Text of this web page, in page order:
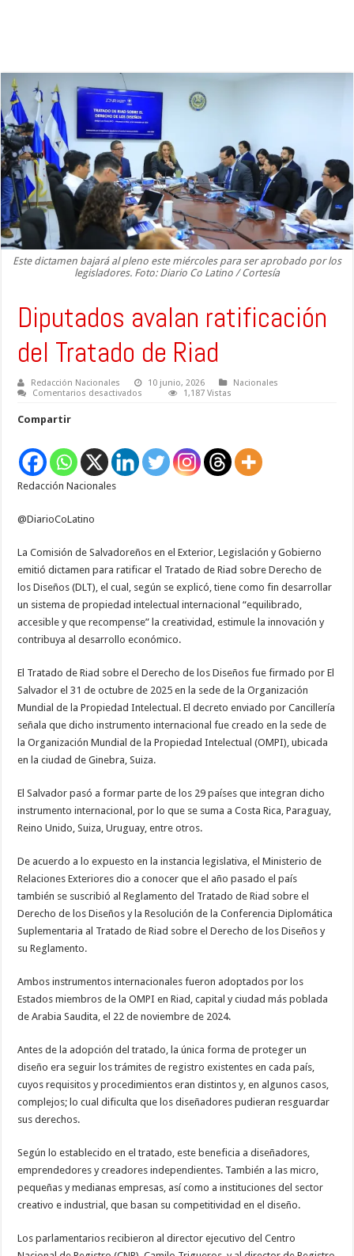
Este dictamen bajará al pleno este miércoles para ser aprobado por los
legisladores. Foto: Diario Co Latino / Cortesía
Diputados avalan ratificación
del Tratado de Riad
Redacción Nacionales 10 junio, 2026
Nacionales
Comentarios desactivados
de
Riad
1,187 Vistas
Compartir
Redacción Nacionales
@DiarioCoLatino
La Comisión de Salvadoreños en el Exterior, Legislación y Gobierno
emitió dictamen para ratificar el Tratado de Riad sobre Derecho de
los Diseños (DLT), el cual, según se explicó, tiene como fin desarrollar
un sistema de propiedad intelectual internacional “equilibrado,
accesible y que recompense” la creatividad, estimule la innovación y
contribuya al desarrollo económico.
El Tratado de Riad sobre el Derecho de los Diseños fue firmado por El
Salvador el 31 de octubre de 2025 en la sede de la Organización
Mundial de la Propiedad Intelectual. El decreto enviado por Cancillería
señala que dicho instrumento internacional fue creado en la sede de
la Organización Mundial de la Propiedad Intelectual (OMPI), ubicada
en la ciudad de Ginebra, Suiza.
El Salvador pasó a formar parte de los 29 países que integran dicho
instrumento internacional, por lo que se suma a Costa Rica, Paraguay,
Reino Unido, Suiza, Uruguay, entre otros.
De acuerdo a lo expuesto en la instancia legislativa, el Ministerio de
Relaciones Exteriores dio a conocer que el año pasado el país
también se suscribió al Reglamento del Tratado de Riad sobre el
Derecho de los Diseños y la Resolución de la Conferencia Diplomática
Suplementaria al Tratado de Riad sobre el Derecho de los Diseños y
su Reglamento.
Ambos instrumentos internacionales fueron adoptados por los
Estados miembros de la OMPI en Riad, capital y ciudad más poblada
de Arabia Saudita, el 22 de noviembre de 2024.
Antes de la adopción del tratado, la única forma de proteger un
diseño era seguir los trámites de registro existentes en cada país,
cuyos requisitos y procedimientos eran distintos y, en algunos casos,
complejos; lo cual dificulta que los diseñadores pudieran resguardar
sus derechos.
Según lo establecido en el tratado, este beneficia a diseñadores,
emprendedores y creadores independientes. También a las micro,
pequeñas y medianas empresas, así como a instituciones del sector
creativo e industrial, que basan su competitividad en el diseño.
Los parlamentarios recibieron al director ejecutivo del Centro